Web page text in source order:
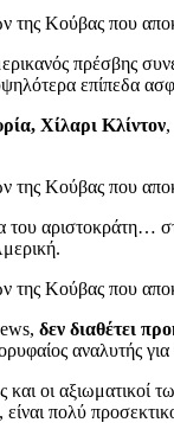
πρέσβης
επίπεδα
Χίλαρι Κλίντον
του
δεν διαθέτει
αναλυτής
και οι
πολύ